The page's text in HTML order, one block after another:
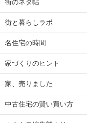
街のネタ帖
街と暮らしラボ
名住宅の時間
家づくりのヒント
家、売りました
中古住宅の賢い買い方